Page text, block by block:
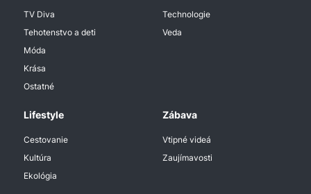
TV Diva
Tehotenstvo a deti
Móda
Krása
Ostatné
Technologie
Veda
Lifestyle
Cestovanie
Kultúra
Ekológia
Zábava
Vtipné videá
Zaujímavosti